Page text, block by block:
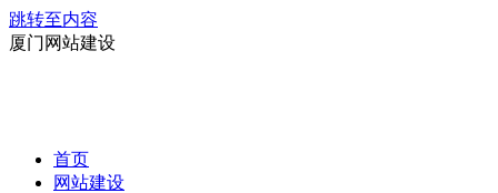
跳转至内容
厦门网站建设
首页
网站建设